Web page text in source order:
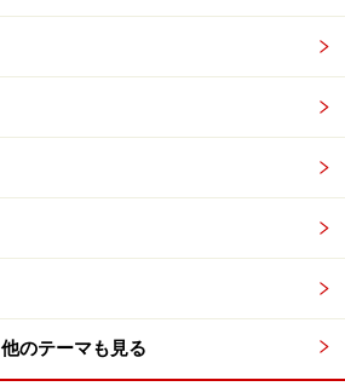
を見つけたら？
ブリの卵がないかもチェック。見つ
ブリの卵は、茶色や黒で小豆のよ
。卵鞘（らんしょう）と呼ばれる固
他のテーマも見る